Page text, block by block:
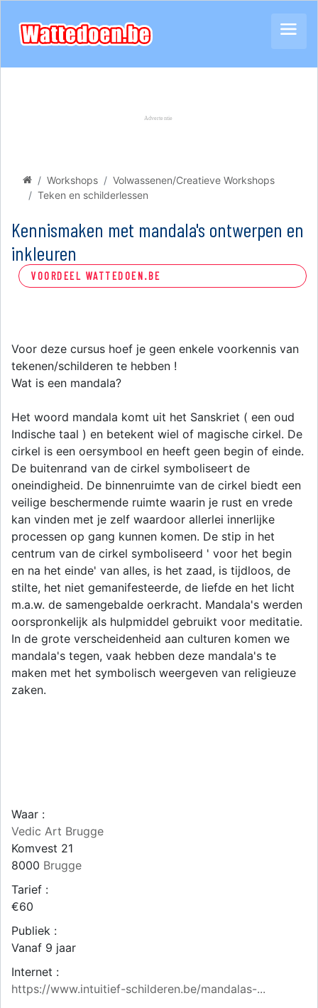
Workshops
Volwassenen/Creatieve Workshops
Teken en schilderlessen
Kennismaken met mandala's ontwerpen en
inkleuren
VOORDEEL WATTEDOEN.BE
Voor deze cursus hoef je geen enkele voorkennis van
tekenen/schilderen te hebben !
Wat is een mandala?
Het woord mandala komt uit het Sanskriet ( een oud
Indische taal ) en betekent wiel of magische cirkel. De
cirkel is een oersymbool en heeft geen begin of einde.
De buitenrand van de cirkel symboliseert de
oneindigheid. De binnenruimte van de cirkel biedt een
veilige beschermende ruimte waarin je rust en vrede
kan vinden met je zelf waardoor allerlei innerlijke
processen op gang kunnen komen. De stip in het
centrum van de cirkel symboliseerd ' voor het begin
en na het einde' van alles, is het zaad, is tijdloos, de
stilte, het niet gemanifesteerde, de liefde en het licht
m.a.w. de samengebalde oerkracht. Mandala's werden
oorspronkelijk als hulpmiddel gebruikt voor meditatie.
In de grote verscheidenheid aan culturen komen we
mandala's tegen, vaak hebben deze mandala's te
maken met het symbolisch weergeven van religieuze
zaken.
Waar :
Vedic Art Brugge
Komvest 21
8000 Brugge
Tarief :
€60
Publiek :
Vanaf 9 jaar
Internet :
https://www.intuitief-schilderen.be/mandalas-...